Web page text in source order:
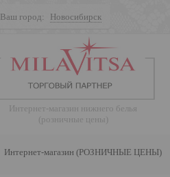
Ваш город: Новосибирск
Интернет-магазин нижнего белья
(розничные цены)
Интернет-магазин (РОЗНИЧНЫЕ ЦЕНЫ)